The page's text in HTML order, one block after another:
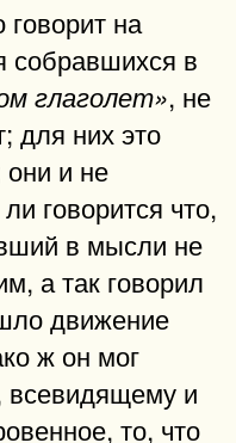
говорит на
собравшихся в
глаголет», не
для них это
они и не
говорится что,
в мысли не
а так говорил
движение
ж он мог
всевидящему и
то, что